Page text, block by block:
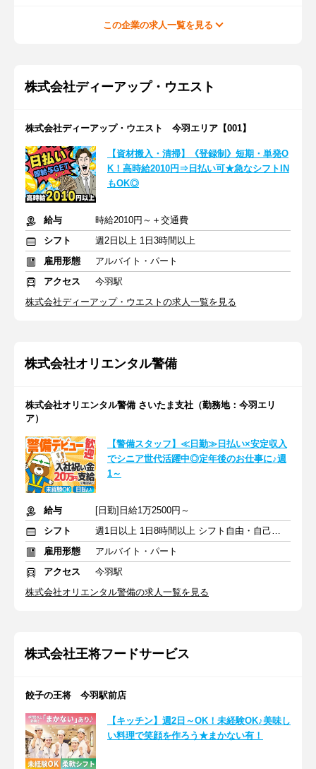
この企業の求人一覧を見る
株式会社ディーアップ・ウエスト
株式会社ディーアップ・ウエスト 今羽エリア【001】
【資材搬入・清掃】《登録制》短期・単発O
K！高時給2010円⇒日払い可★急なシフトIN
もOK◎
給与
時給2010円～＋交通費
シフト
週2日以上 1日3時間以上
雇用形態
アルバイト・パート
アクセス
今羽駅
株式会社ディーアップ・ウエストの求人一覧を見る
株式会社オリエンタル警備
株式会社オリエンタル警備 さいたま支社（勤務地：今羽エリ
ア）
【警備スタッフ】≪日勤≫日払い×安定収入
でシニア世代活躍中◎定年後のお仕事に♪週
1～
給与
[日勤]日給1万2500円～
シフト
週1日以上 1日8時間以上 シフト自由・自己申告
雇用形態
アルバイト・パート
アクセス
今羽駅
株式会社オリエンタル警備の求人一覧を見る
株式会社王将フードサービス
餃子の王将 今羽駅前店
【キッチン】週2日～OK！未経験OK♪美味し
い料理で笑顔を作ろう★まかない有！